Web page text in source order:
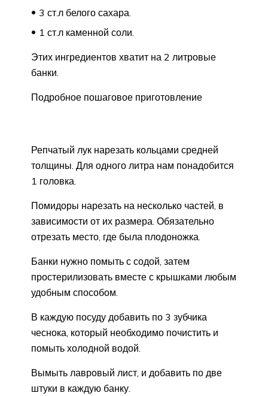
3 ст.л белого сахара.
1 ст.л каменной соли.
Этих ингредиентов хватит на 2 литровые
банки.
Подробное пошаговое приготовление
Репчатый лук нарезать кольцами средней
толщины. Для одного литра нам понадобится
1 головка.
Помидоры нарезать на несколько частей, в
зависимости от их размера. Обязательно
отрезать место, где была плодоножка.
Банки нужно помыть с содой, затем
простерилизовать вместе с крышками любым
удобным способом.
В каждую посуду добавить по 3 зубчика
чеснока, который необходимо почистить и
помыть холодной водой.
Вымыть лавровый лист, и добавить по две
штуки в каждую банку.